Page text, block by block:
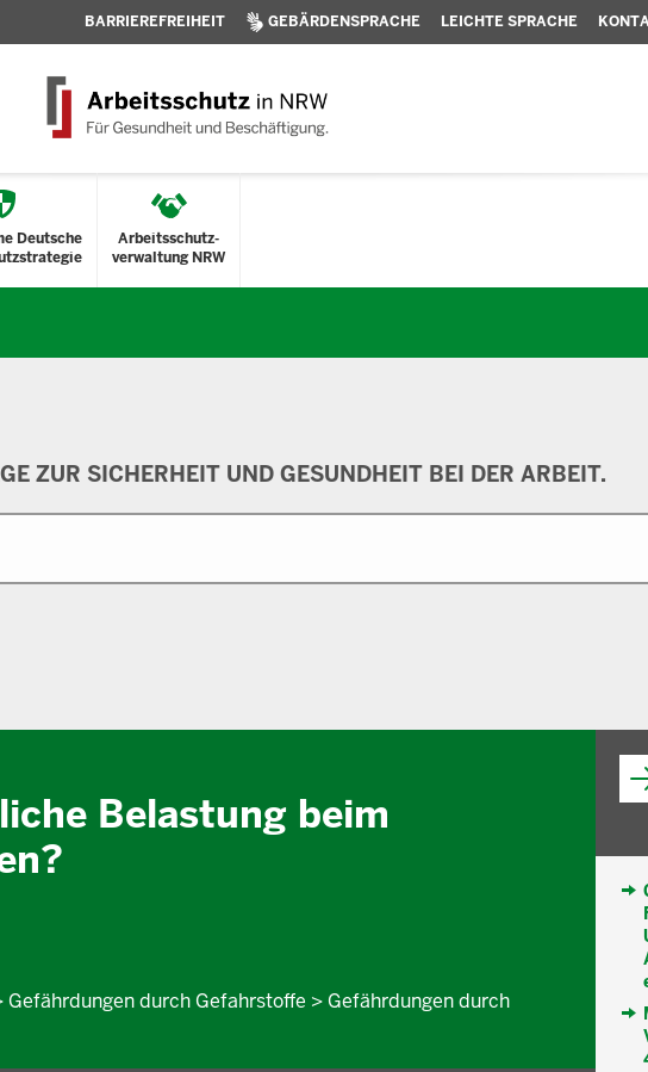
BARRIEREFREIHEIT GEBÄRDENSPRACHE LEICHTE SPRACHE
Deutsche
Arbeitsschutz-
verwaltung NRW
ZUR SICHERHEIT UND GESUNDHEIT BEI DER ARBEIT.
Belastung beim
durch Gefahrstoffe > Gefährdungen durch